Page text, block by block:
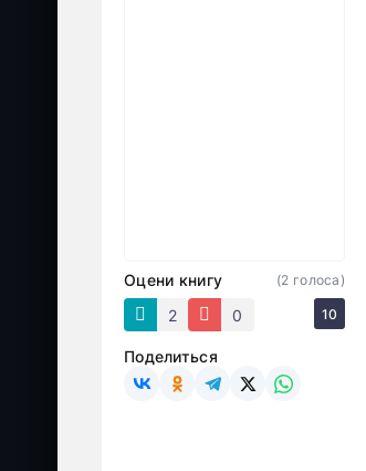
Оцени книгу
2
0
(2 голоса)
10
Поделиться